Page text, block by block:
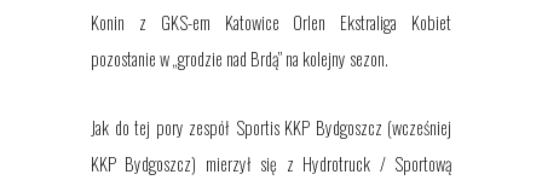
Konin z GKS-em Katowice Orlen Ekstraliga Kobiet
pozostanie w „grodzie nad Brdą”na kolejny sezon.
Jak do tej pory zespół Sportis KKP Bydgoszcz (wcześniej
KKP Bydgoszcz) mierzył się z Hydrotruck / Sportową